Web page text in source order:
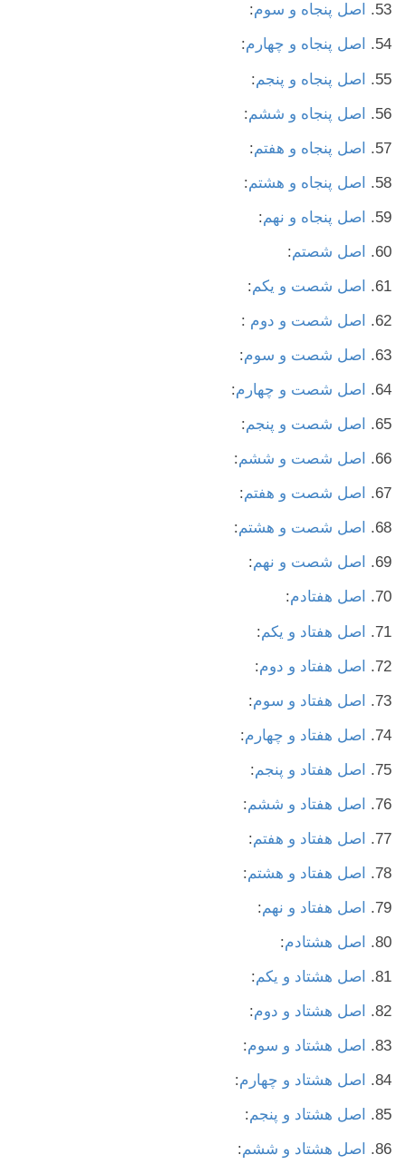
اصل پنجاه و سوم:
اصل پنجاه و چهارم:
اصل پنجاه و پنجم:
اصل پنجاه و ششم:
اصل پنجاه و هفتم:
اصل پنجاه و هشتم:
اصل پنجاه و نهم:
اصل شصتم:
اصل شصت و یکم:
اصل شصت و دوم
اصل شصت و سوم:
اصل شصت و چهارم:
اصل شصت و پنجم:
اصل شصت و ششم:
اصل شصت و هفتم:
اصل شصت و هشتم:
اصل شصت و نهم:
اصل هفتادم:
اصل هفتاد و یکم:
اصل هفتاد و دوم:
اصل هفتاد و سوم:
اصل هفتاد و چهارم:
اصل هفتاد و پنجم:
اصل هفتاد و ششم:
اصل هفتاد و هفتم:
اصل هفتاد و هشتم:
اصل هفتاد و نهم:
اصل هشتادم:
اصل هشتاد و یکم:
اصل هشتاد و دوم:
اصل هشتاد و سوم:
اصل هشتاد و چهارم:
اصل هشتاد و پنجم:
اصل هشتاد و ششم: